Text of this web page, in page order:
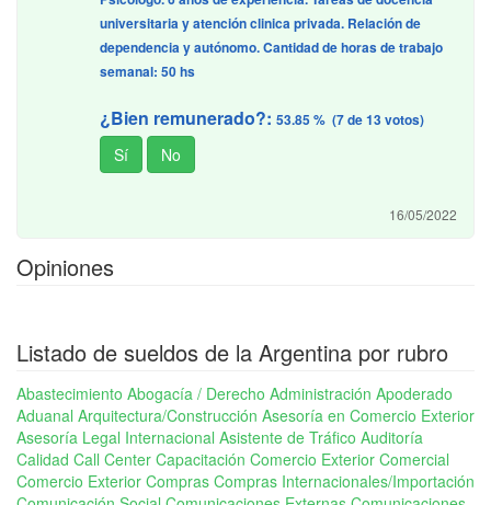
universitaria y atención clinica privada. Relación de
dependencia y autónomo. Cantidad de horas de trabajo
semanal: 50 hs
¿Bien remunerado?: 53.85 % (7 de 13 votos)
16/05/2022
Opiniones
Listado de sueldos de la Argentina por rubro
Abastecimiento Abogacía / Derecho Administración Apoderado
Aduanal Arquitectura/Construcción Asesoría en Comercio Exterior
Asesoría Legal Internacional Asistente de Tráfico Auditoría
Calidad Call Center Capacitación Comercio Exterior Comercial
Comercio Exterior Compras Compras Internacionales/Importación